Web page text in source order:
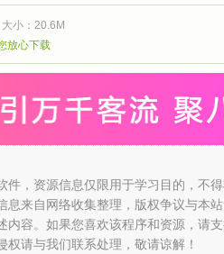
大小：20.6M
放心下载
件，资源信息仅限用于学习目的，不
息来自网络收集整理，版权争议与本
内容。如果您喜欢该程序和资源，请
权请与我们联系处理，敬请谅解！